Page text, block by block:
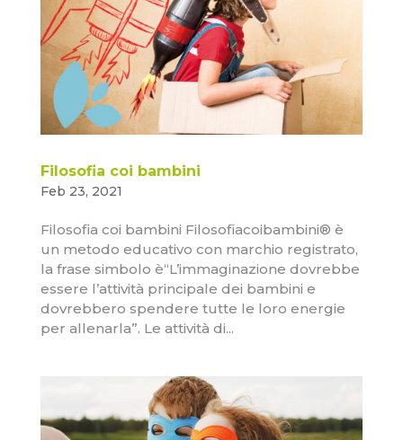
Filosofia coi bambini
Feb 23, 2021
Filosofia coi bambini Filosofiacoibambini® è
un metodo educativo con marchio registrato,
la frase simbolo è“L’immaginazione dovrebbe
essere l’attività principale dei bambini e
dovrebbero spendere tutte le loro energie
per allenarla”. Le attività di...